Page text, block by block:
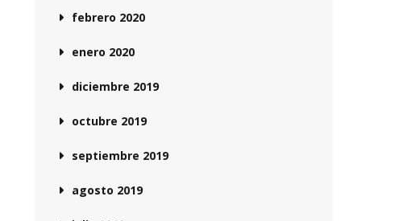
febrero 2020
enero 2020
diciembre 2019
octubre 2019
septiembre 2019
agosto 2019